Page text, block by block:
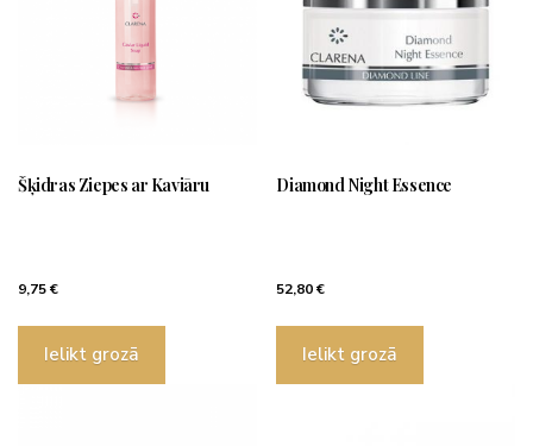
Šķidras Ziepes ar Kaviāru
9,75€
Ielikt grozā
Diamond Night Essence
52,80€
Ielikt grozā